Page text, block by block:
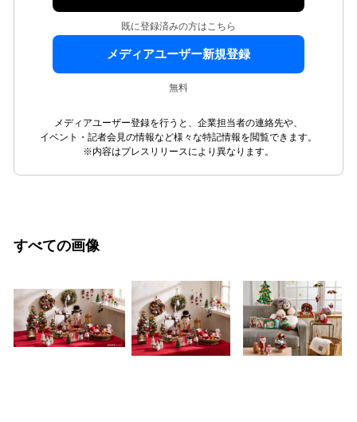
既に登録済みの方はこちら
メディアユーザー新規登録
無料
メディアユーザー登録を行うと、企業担当者の連絡先や、
イベント・記者会見の情報など様々な特記情報を閲覧できます。
※内容はプレスリリースにより異なります。
すべての画像